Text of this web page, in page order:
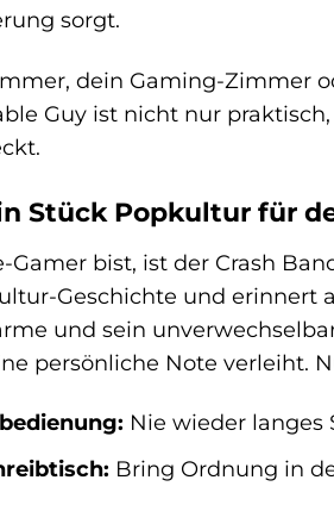
sorgt.
dein Gaming-Zimmer
Guy ist nicht nur
Stück Popkultur für
bist, ist der Crash
Geschichte und erinnert
und sein
persönliche Note verleiht.
Nie wieder langes
Bring Ordnung in